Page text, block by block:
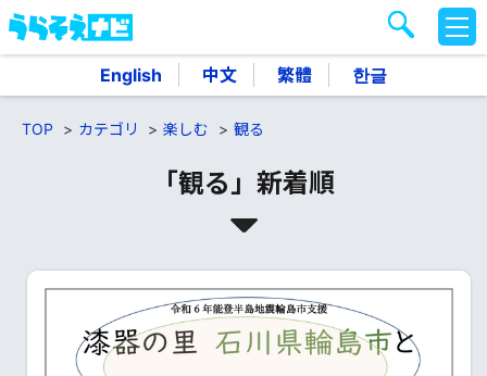
English 中文 繁體 한글
M
E
TOP カテゴリ 楽しむ 観る
「観る」新着順